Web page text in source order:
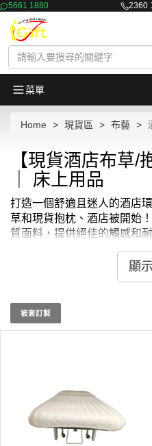
5661 1880 2360
菜單
Home 現貨區 布藝
【現貨酒店布草/
｜ 床上用品
打造一個舒適且迷人的酒店
草和現貨抱枕、酒店被開始
質面料，提供絕佳的觸感和
用。而我們的現貨抱枕，不
潢添加了一抹風格。選擇
讓每位客人都能感受到賓至
現貨酒店布草和現貨抱枕設
風格和需求。現貨酒店布草
MOQ: 1件起 ； 價格：
需3-7天
顯
被套訂製